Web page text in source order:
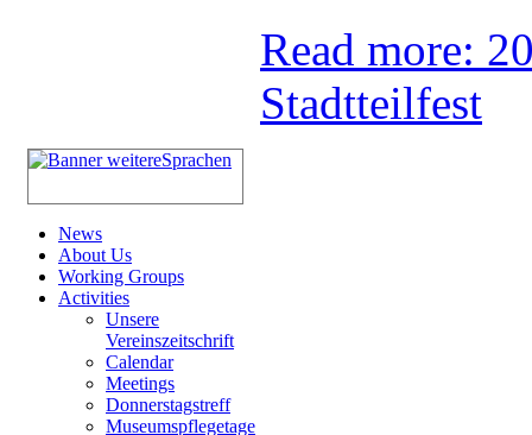
Read more:
Stadtteilfest
News
About Us
Working Groups
Activities
Unsere
Vereinszeitschrift
Calendar
Meetings
Donnerstagstreff
Museumspflegetage